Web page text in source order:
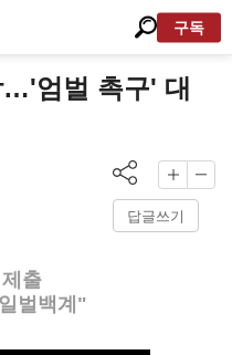
구독
…'엄벌 촉구' 대
답글쓰기
출
벌백계"